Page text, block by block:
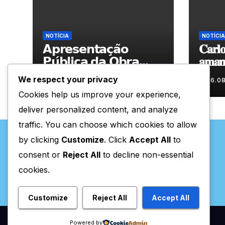
NOTÍCIA
𝗔𝗽𝗿𝗲𝘀𝗲𝗻𝘁𝗮𝗰̧𝗮̃𝗼
𝗣𝘂́𝗯𝗹𝗶𝗰𝗮 𝗱𝗮 𝗢𝗯𝗿𝗮
“𝗣𝗿𝗼𝗰𝘂𝗿𝗼 𝗮
𝗙𝗲𝗹𝗶𝗰𝗶𝗱𝗮𝗱𝗲 𝗲 𝗲𝗹𝗮
𝗺𝗼𝗿𝗮 𝗰𝗼𝗺𝗶𝗴𝗼”
06.08.2026
NOTÍCIA
𝐀𝐫𝐭𝐞𝐬
Valpaços Online
We respect your privacy
Cookies help us improve your experience,
deliver personalized content, and analyze
traffic. You can choose which cookies to allow
by clicking Customize. Click Accept All to
consent or Reject All to decline non-essential
cookies.
Customize Reject All Accept All
Powered by